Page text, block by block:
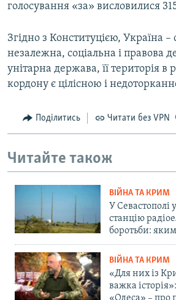
голосування «за» висловилися
Згідно з Конституцією, Україна –
незалежна, соціальна і правова
унітарна держава, її територія в
кордону є цілісною і
Поділитись Читати без VPN
Читайте також
ВІЙНА ТА КРИМ
У Севастополі
станцію
боротьби:
ВІЙНА ТА КРИМ
«Для них із
важка